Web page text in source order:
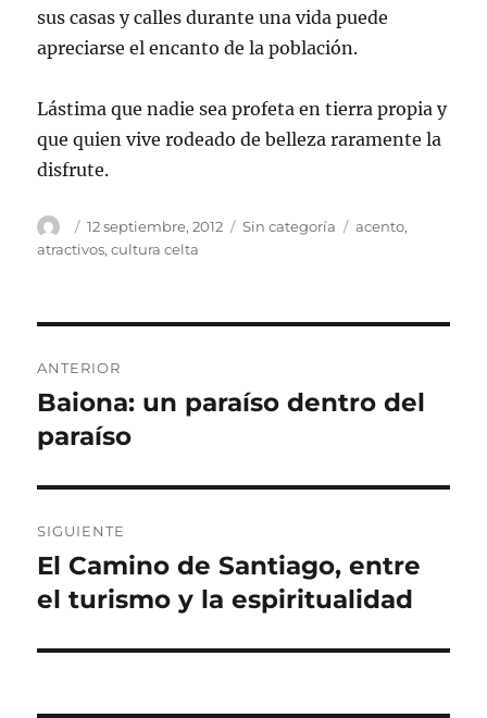
sus casas y calles durante una vida puede
apreciarse el encanto de la población.
Lástima que nadie sea profeta en tierra propia y
que quien vive rodeado de belleza raramente la
disfrute.
Autor
Publicado
el
12 septiembre, 2012 Categorías
Sin categoría Etiquetas
acento,
atractivos,cultura celta
de
entradas
ANTERIOR
Entrada
anterior:
Baiona: un paraíso dentro del
paraíso
SIGUIENTE
Entrada
siguiente:
El Camino de Santiago, entre
el turismo y la espiritualidad